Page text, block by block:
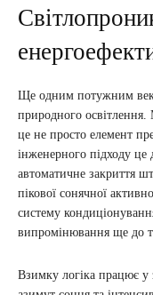
Ще одним потужним
природного
це не просто елемент
інженерного підходу це
автоматичне закриття
пікової сонячної
систему
випромінювання ще до
Взимку логіка працює у